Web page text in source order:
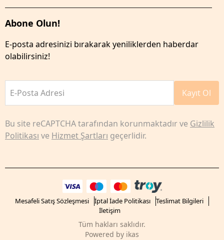
Abone Olun!
E-posta adresinizi bırakarak yeniliklerden haberdar
olabilirsiniz!
E-Posta Adresi Kayıt Ol
Bu site reCAPTCHA tarafından korunmaktadır ve Gizlilik
Politikası ve Hizmet Şartları geçerlidir.
Mesafeli Satış Sözleşmesi İptal İade Politikası
Teslimat Bilgileri
İletişim
Tüm hakları saklıdır.
Powered by ikas